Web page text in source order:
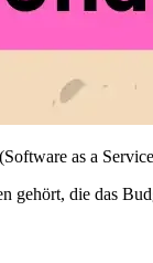
as a
gehört, die das